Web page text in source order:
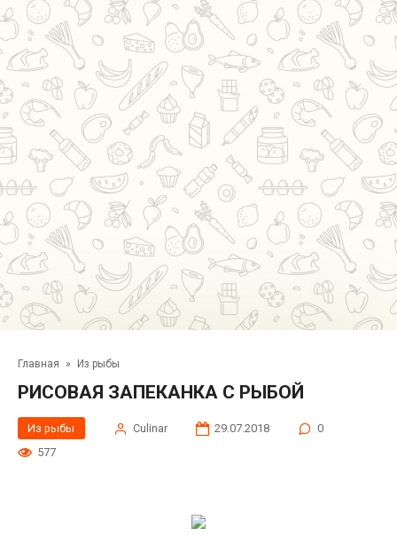
Главная » Из рыбы
РИСОВАЯ ЗАПЕКАНКА С РЫБОЙ
Из рыбы Сulinar 29.07.2018
0
577